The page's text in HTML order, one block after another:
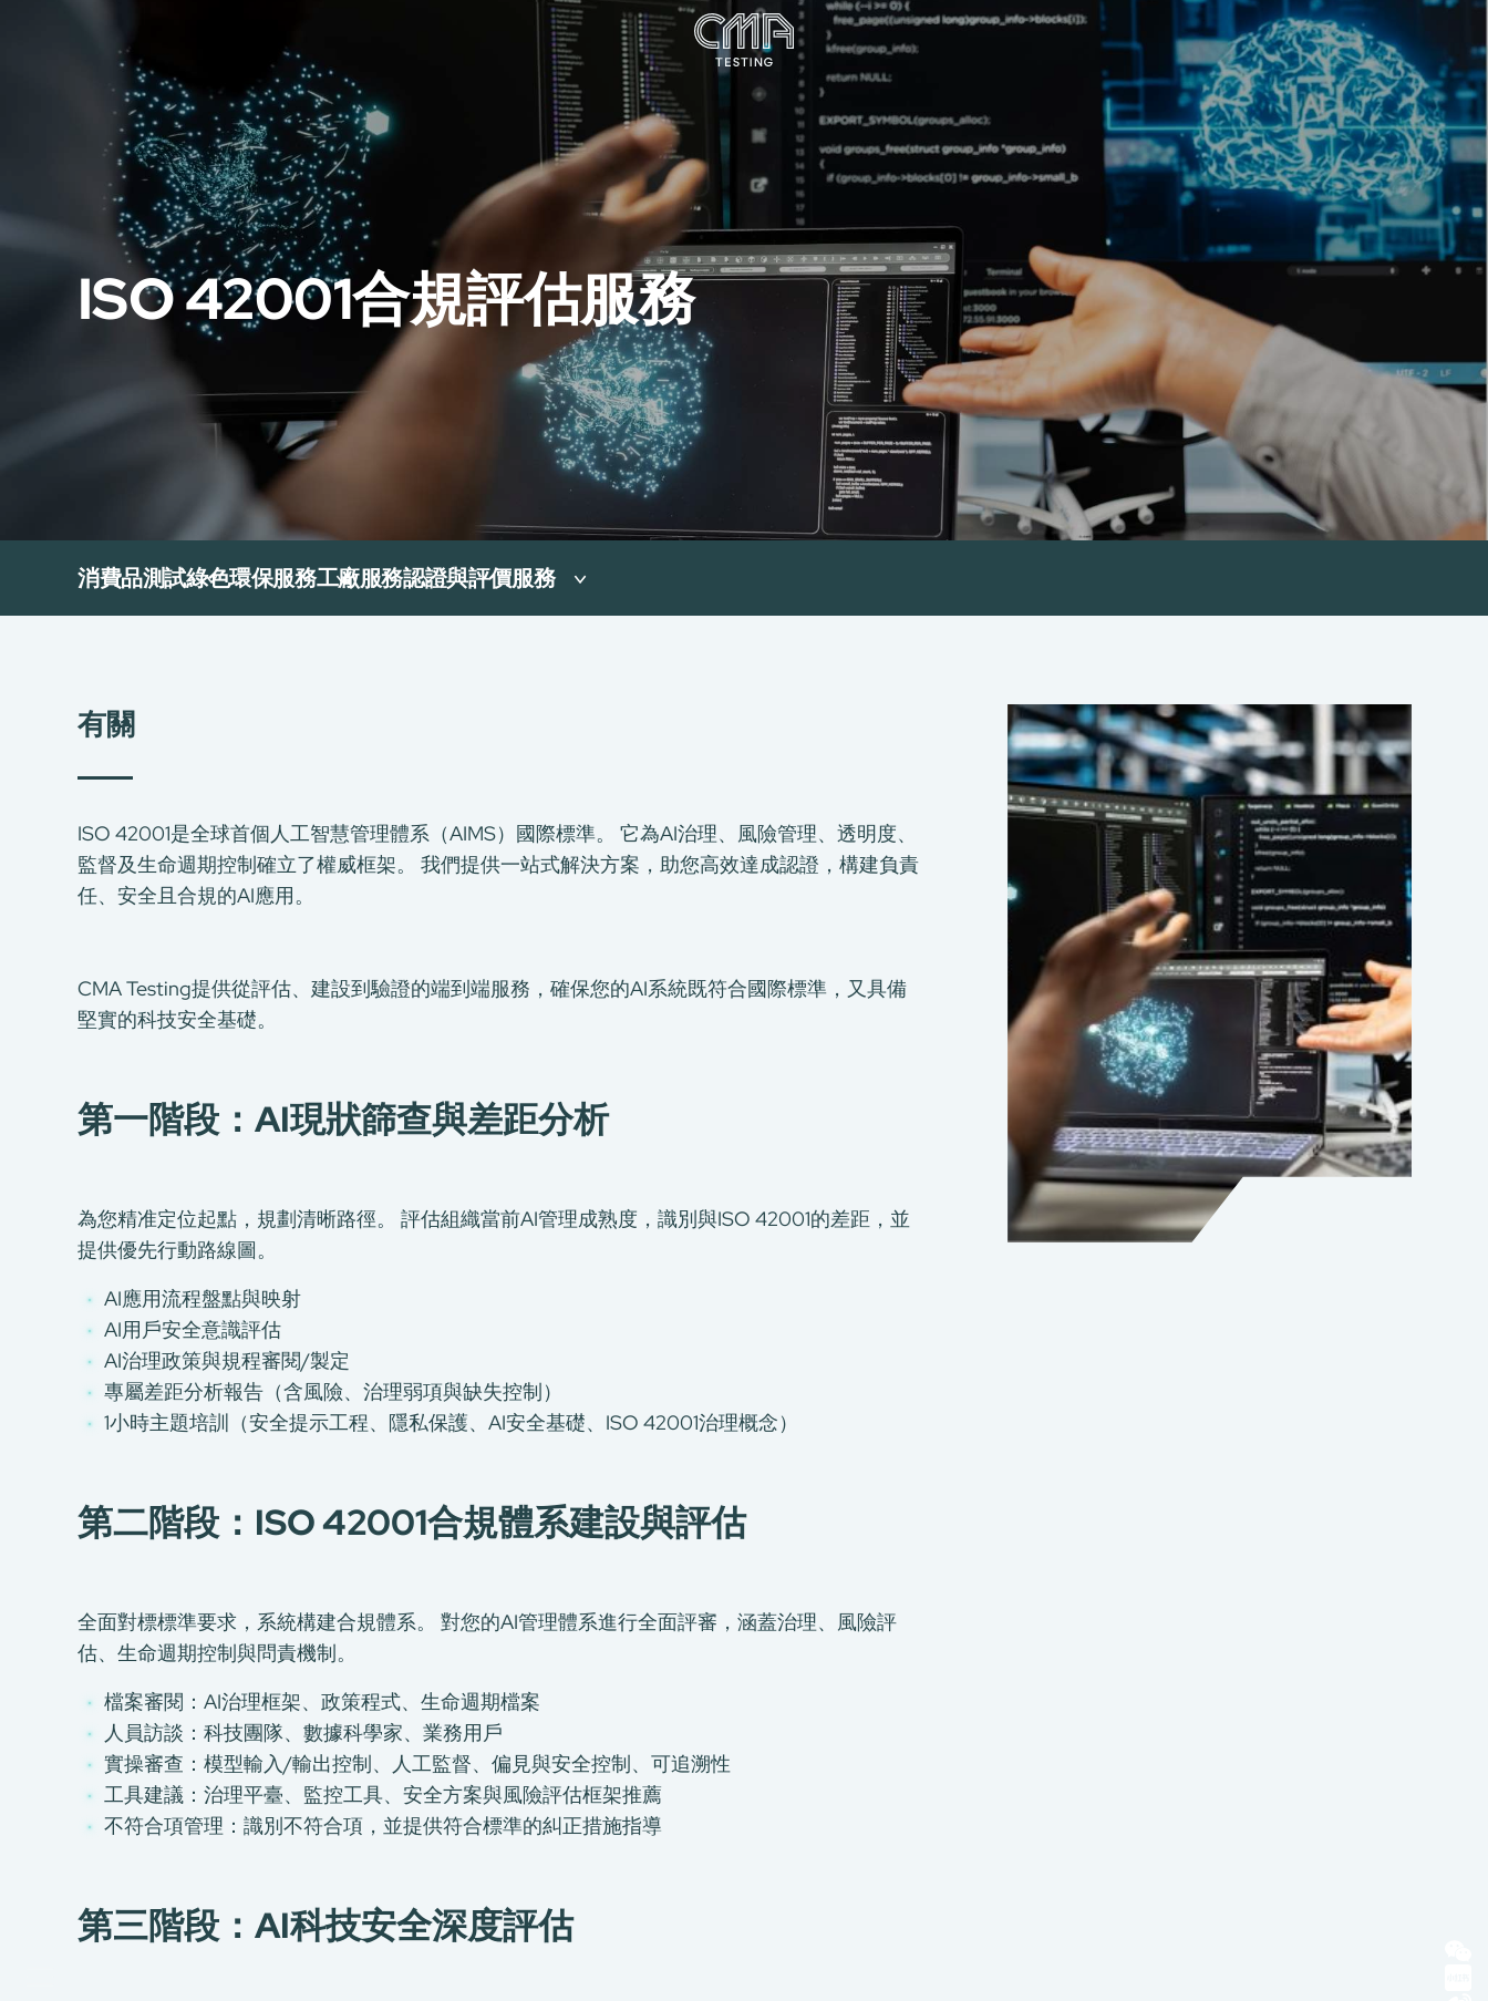
關於我們
我們的服務
工廠服務
ISO 42001合規評估服務
消費品測試綠色環保服務工廠服務認證與評價服務
有關
ISO 42001是全球首個人工智慧管理體系（AIMS）國際標準。 它為AI治理、風險管理、透明度、
監督及生命週期控制確立了權威框架。 我們提供一站式解決方案，助您高效達成認證，構建負責
任、安全且合規的AI應用。
CMA Testing提供從評估、建設到驗證的端到端服務，確保您的AI系統既符合國際標準，又具備
堅實的科技安全基礎。
第一階段：AI現狀篩查與差距分析
為您精准定位起點，規劃清晰路徑。 評估組織當前AI管理成熟度，識別與ISO 42001的差距，並
提供優先行動路線圖。
AI應用流程盤點與映射
AI用戶安全意識評估
AI治理政策與規程審閱/製定
專屬差距分析報告（含風險、治理弱項與缺失控制）
1小時主題培訓（安全提示工程、隱私保護、AI安全基礎、ISO 42001治理概念）
第二階段：ISO 42001合規體系建設與評估
全面對標標準要求，系統構建合規體系。 對您的AI管理體系進行全面評審，涵蓋治理、風險評
估、生命週期控制與問責機制。
檔案審閱：AI治理框架、政策程式、生命週期檔案
人員訪談：科技團隊、數據科學家、業務用戶
實操審查：模型輸入/輸出控制、人工監督、偏見與安全控制、可追溯性
工具建議：治理平臺、監控工具、安全方案與風險評估框架推薦
不符合項管理：識別不符合項，並提供符合標準的糾正措施指導
第三階段：AI科技安全深度評估